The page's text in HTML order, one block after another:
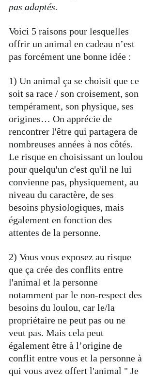
pas adaptés.
Voici 5 raisons pour lesquelles
offrir un animal en cadeau n’est
pas forcément une bonne idée :
1) Un animal ça se choisit que ce
soit sa race / son croisement, son
tempérament, son physique, ses
origines… On apprécie de
rencontrer l'être qui partagera de
nombreuses années à nos côtés.
Le risque en choisissant un loulou
pour quelqu'un c'est qu'il ne lui
convienne pas, physiquement, au
niveau du caractère, de ses
besoins physiologiques, mais
également en fonction des
attentes de la personne.
2) Vous vous exposez au risque
que ça crée des conflits entre
l'animal et la personne
notamment par le non-respect des
besoins du loulou, car le/la
propriétaire ne peut pas ou ne
veut pas. Mais cela peut
également être à l’origine de
conflit entre vous et la personne à
qui vous avez offert l'animal " Je